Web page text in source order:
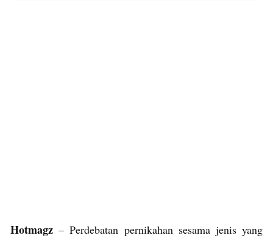
Hotmagz – Perdebatan pernikahan sesama jenis yang